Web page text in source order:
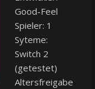
Good-Feel
Spieler: 1
Syteme:
Switch 2
(getestet)
Altersfreigabe